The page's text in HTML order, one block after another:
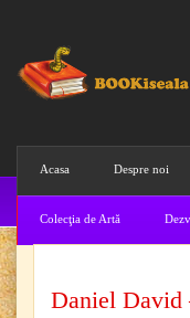
Acasa Despre noi
Colecţia de Artă
Daniel David